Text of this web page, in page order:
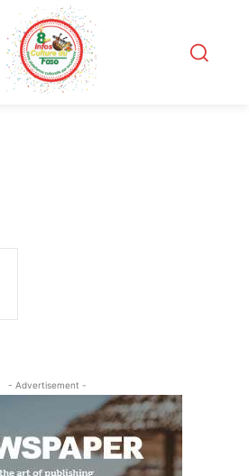
- Advertisement -